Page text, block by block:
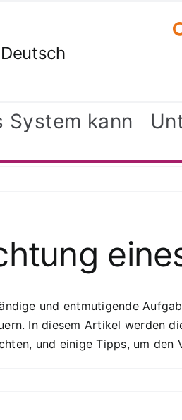
System kann
und entmutigende
In diesem Artikel werden
und einige Tipps, um den